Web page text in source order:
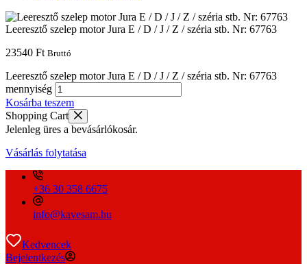
Leeresztő szelep motor Jura E / D / J / Z / széria stb. Nr: 67763
23540 Ft Bruttó
Leeresztő szelep motor Jura E / D / J / Z / széria stb. Nr: 67763
mennyiség
Kosárba teszem
Shopping Cart
Jelenleg üres a bevásárlókosár.
Vásárlás folytatása
+36 30 358 6675
info@kavesam.hu
Kedvencek
Bejelentkezés